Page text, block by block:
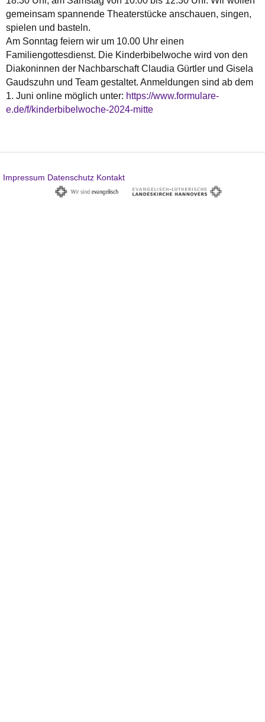
gemeinsam spannende Theaterstücke anschauen, singen,
spielen und basteln.
Am Sonntag feiern wir um 10.00 Uhr einen
Familiengottesdienst. Die Kinderbibelwoche wird von den
Diakoninnen der Nachbarschaft Claudia Gürtler und Gisela
Gaudszuhn und Team gestaltet. Anmeldungen sind ab dem
1. Juni online möglich unter: https://www.formulare-
e.de/f/kinderbibelwoche-2024-mitte
Impressum Datenschutz Kontakt